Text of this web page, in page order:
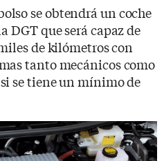
se obtendrá un coche
DGT que será capaz de
de kilómetros con
tanto mecánicos como
se tiene un mínimo de